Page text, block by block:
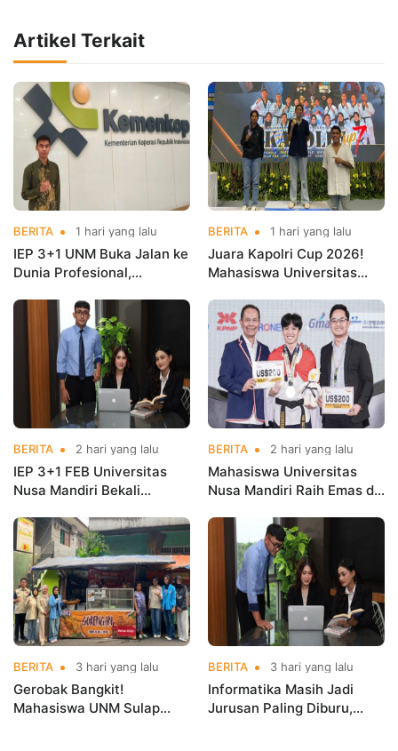
Artikel Terkait
BERITA 1 hari yang lalu
IEP 3+1 UNM Buka Jalan ke
Dunia Profesional,
Kementerian Koperasi
BERITA 1 hari yang lalu
Juara Kapolri Cup 2026!
Mahasiswa Universitas
Nama Kampus di Kejurnas
Taekwondo
BERITA 2 hari yang lalu
IEP 3+1 FEB Universitas
Nusa Mandiri Bekali
Kerja Sebelum Lulus
BERITA 2 hari yang lalu
Mahasiswa Universitas
Nusa Mandiri Raih Emas di
Indonesia Open
Championships 2026
BERITA 3 hari yang lalu
Gerobak Bangkit!
Mahasiswa UNM Sulap
BERITA 3 hari yang lalu
Informatika Masih Jadi
Jurusan Paling Diburu,